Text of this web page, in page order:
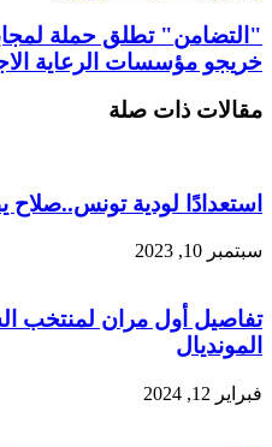
"التضامن" تطلق حملة
خريجو مؤسسات الرعاية
مقالات ذات صلة
استعدادًا لودية
سبتمبر 10, 2023
تفاصيل أول مران لمنتخب
المونديال
فبراير 12, 2024